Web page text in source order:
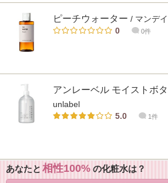
ピーチウォーター / マンデ
0
0件
アンレーベル モイストボ
unlabel
5.0
1件
あなたと 相性100 の化粧水は？